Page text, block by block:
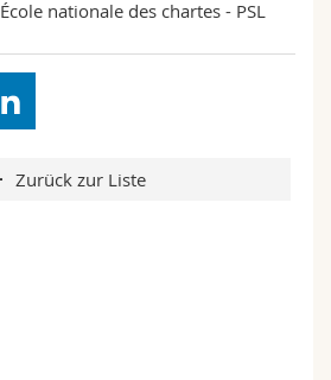
École nationale des chartes - PSL
Zurück zur Liste